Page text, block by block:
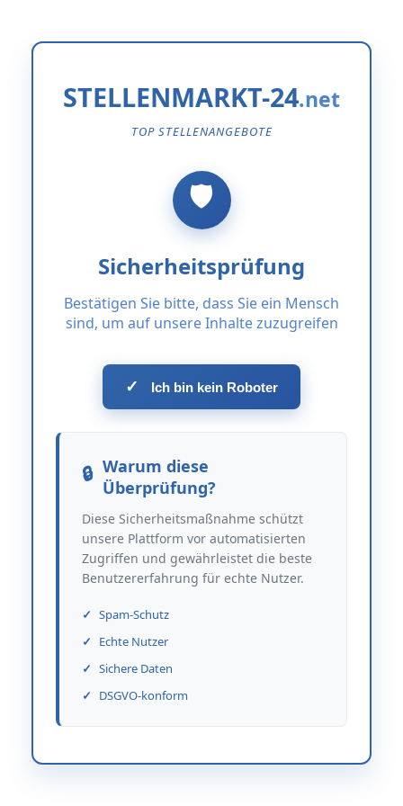
STELLENMARKT-24
TOP STELLENANGEBOTE
Sicherheitsprüfung
Bestätigen Sie bitte, dass Sie ein Mensch
sind, um auf unsere Inhalte zuzugreifen
✓ Ich bin kein Roboter
Warum diese
Überprüfung?
Diese Sicherheitsmaßnahme schützt
unsere Plattform vor automatisierten
Zugriffen und gewährleistet die beste
Benutzererfahrung für echte Nutzer.
Spam-Schutz
Echte Nutzer
Sichere Daten
DSGVO-konform